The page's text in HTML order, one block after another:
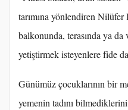
tarımına yönlendiren
balkonunda, terasında ya da
yetiştirmek isteyenlere fide
Günümüz çocuklarının bir
yemenin tadını